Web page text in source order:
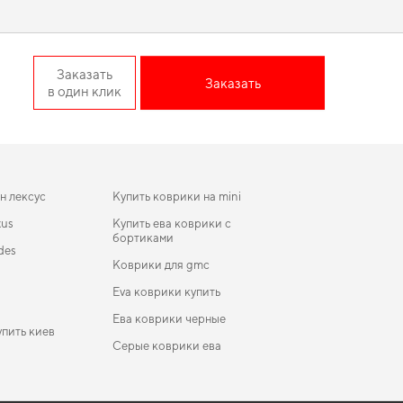
Заказать
в один клик
Заказать
лексус
киев
Купить коврики на mini
Купить ева коврики с
бортиками
Коврики для gmc
Eva коврики купить
Ева коврики черные
Серые коврики ева